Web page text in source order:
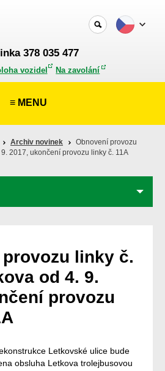
378 035 477
vozidel Na zavolání
≡ MENU
Archiv novinek
Obnovení provozu
2017, ukončení provozu linky č. 11A
linky č.
od 4. 9.
provozu
Letkovské ulice bude
obsluha Letkova trolejbusovou